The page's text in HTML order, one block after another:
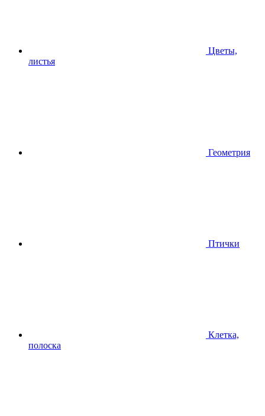
Цветы,
листья
Геометрия
Птички
Клетка,
полоска